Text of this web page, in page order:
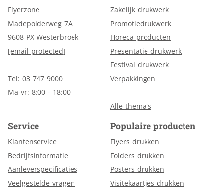
Flyerzone
Madepolderweg 7A
9608 PX Westerbroek
[email protected]
Tel: 03 747 9000
Ma-vr: 8:00 - 18:00
Zakelijk drukwerk
Promotiedrukwerk
Horeca producten
Presentatie drukwerk
Festival drukwerk
Verpakkingen
Alle thema's
Service
Klantenservice
Bedrijfsinformatie
Aanleverspecificaties
Veelgestelde vragen
Populaire producten
Flyers drukken
Folders drukken
Posters drukken
Visitekaartjes drukken